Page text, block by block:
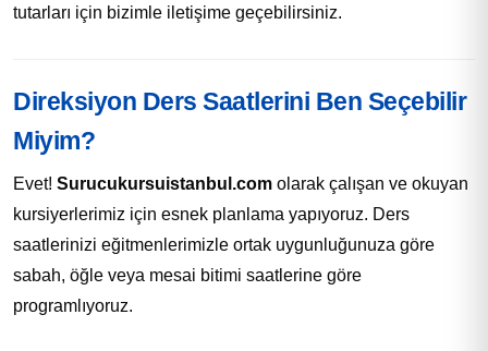
tutarları için bizimle iletişime geçebilirsiniz.
Direksiyon Ders Saatlerini Ben Seçebilir
Miyim?
Evet! Surucukursuistanbul.com olarak çalışan ve okuyan
kursiyerlerimiz için esnek planlama yapıyoruz. Ders
saatlerinizi eğitmenlerimizle ortak uygunluğunuza göre
sabah, öğle veya mesai bitimi saatlerine göre
programlıyoruz.